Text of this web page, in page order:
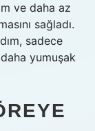
ve daha az
sağladı.
sadece
yumuşak